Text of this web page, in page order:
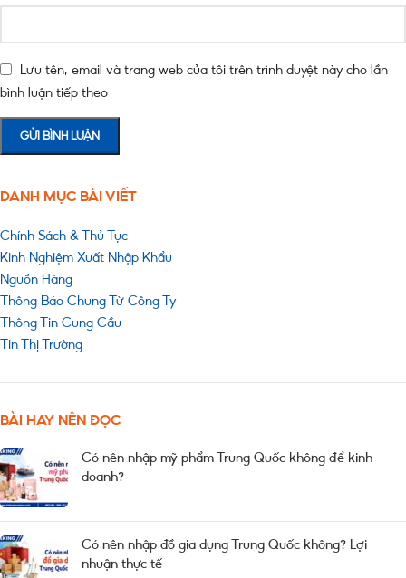
Lưu tên, email và trang web của tôi trên trình duyệt này cho lần
bình luận tiếp theo
DANH MỤC BÀI VIẾT
Chính Sách & Thủ Tục
Kinh Nghiệm Xuất Nhập Khẩu
Nguồn Hàng
Thông Báo Chung Từ Công Ty
Thông Tin Cung Cầu
Tin Thị Trường
BÀI HAY NÊN ĐỌC
Có nên nhập mỹ phẩm Trung Quốc không để kinh
doanh?
Có nên nhập đồ gia dụng Trung Quốc không? Lợi
nhuận thực tế